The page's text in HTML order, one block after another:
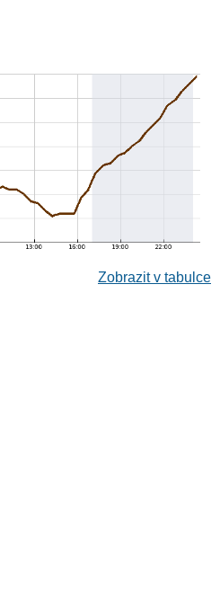
Zobrazit v tabulce